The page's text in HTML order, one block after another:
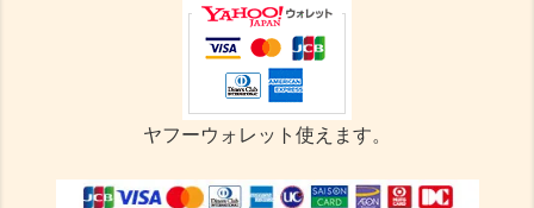
ヤフーウォレット使えます。